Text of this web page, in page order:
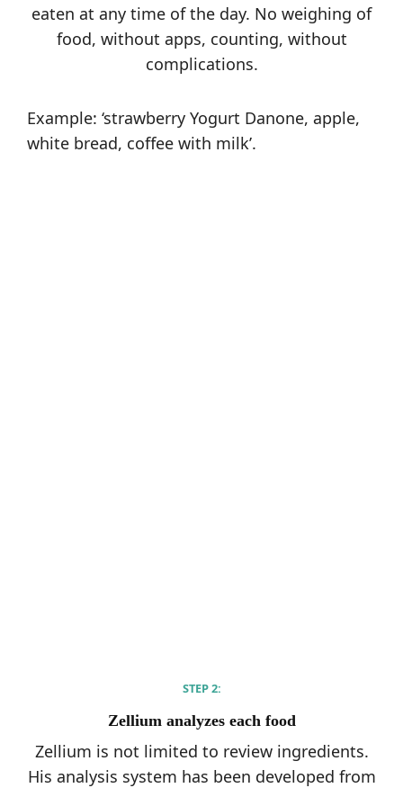
eaten at any time of the day. No weighing of
food, without apps, counting, without
complications.
Example: ‘strawberry Yogurt Danone, apple,
white bread, coffee with milk’.
STEP 2:
Zellium analyzes each food
Zellium is not limited to review ingredients.
His analysis system has been developed from